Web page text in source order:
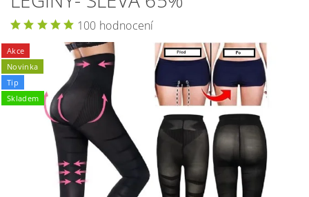
100 hodnocení
Akce
Novinka
Tip
Skladem